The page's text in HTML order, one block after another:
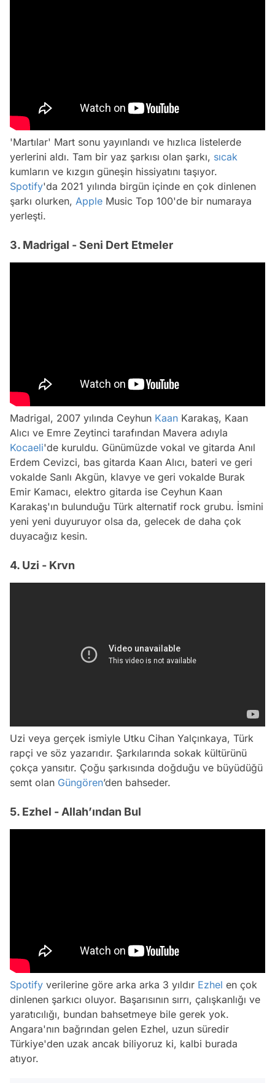
'Martılar' Mart sonu yayınlandı ve hızlıca listelerde
yerlerini aldı. Tam bir yaz şarkısı olan şarkı, sıcak
kumların ve kızgın güneşin hissiyatını taşıyor.
Spotify'da 2021 yılında birgün içinde en çok dinlenen
şarkı olurken, Apple Music Top 100'de bir numaraya
yerleşti.
3. Madrigal - Seni Dert Etmeler
Madrigal, 2007 yılında Ceyhun Kaan Karakaş, Kaan
Alıcı ve Emre Zeytinci tarafından Mavera adıyla
Kocaeli'de kuruldu. Günümüzde vokal ve gitarda Anıl
Erdem Cevizci, bas gitarda Kaan Alıcı, bateri ve geri
vokalde Sanlı Akgün, klavye ve geri vokalde Burak
Emir Kamacı, elektro gitarda ise Ceyhun Kaan
Karakaş'ın bulunduğu Türk alternatif rock grubu. İsmini
yeni yeni duyuruyor olsa da, gelecek de daha çok
duyacağız kesin.
4. Uzi - Krvn
Uzi veya gerçek ismiyle Utku Cihan Yalçınkaya, Türk
rapçi ve söz yazarıdır. Şarkılarında sokak kültürünü
çokça yansıtır. Çoğu şarkısında doğduğu ve büyüdüğü
semt olan Güngören’den bahseder.
5. Ezhel - Allah’ından Bul
Spotify verilerine göre arka arka 3 yıldır Ezhel en çok
dinlenen şarkıcı oluyor. Başarısının sırrı, çalışkanlığı ve
yaratıcılığı, bundan bahsetmeye bile gerek yok.
Angara'nın bağrından gelen Ezhel, uzun süredir
Türkiye'den uzak ancak biliyoruz ki, kalbi burada
atıyor.